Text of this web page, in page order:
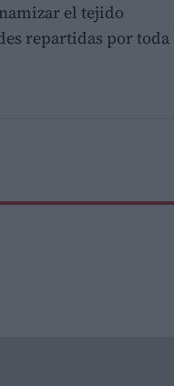
el tejido
repartidas por toda